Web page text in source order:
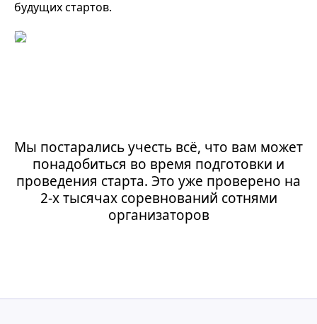
будущих стартов.
Мы постарались учесть всё, что вам может
понадобиться во время подготовки и
проведения старта. Это уже проверено на
2-х тысячах соревнований сотнями
организаторов